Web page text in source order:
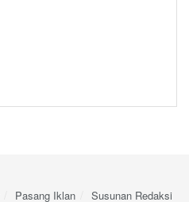
Pasang Iklan Susunan Redaksi